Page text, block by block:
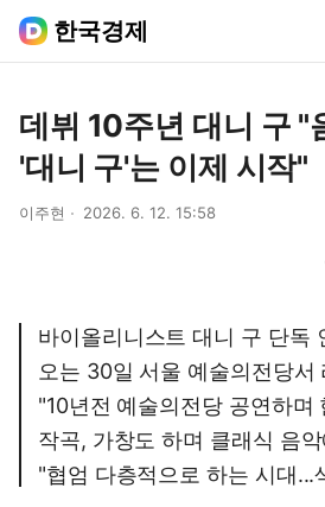
한국경제
데뷔 10주년 대니 구 "
'대니 구'는 이제 시작"
이주현 2026. 6. 12. 15:58
바이올리니스트 대니 구 단독
오는 30일 서울 예술의전당서
"10년전 예술의전당 공연하며
작곡, 가창도 하며 클래식 음
"협엄 다층적으로 하는 시대...